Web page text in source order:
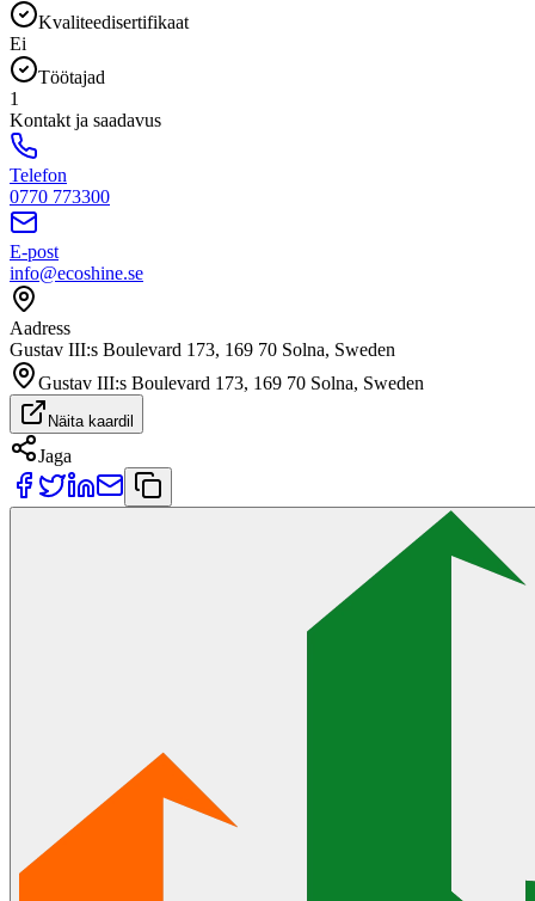
Kvaliteedisertifikaat
Ei
Töötajad
1
Kontakt ja saadavus
Telefon
0770 773300
E-post
info@ecoshine.se
Aadress
Gustav III:s Boulevard 173, 169 70 Solna, Sweden
Gustav III:s Boulevard 173, 169 70 Solna, Sweden
Näita kaardil
Jaga